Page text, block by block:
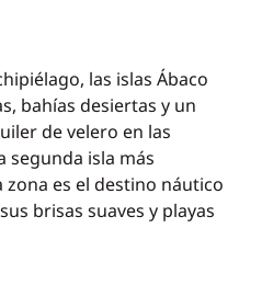
las islas Ábaco
bahías desiertas y un
de velero en las
segunda isla más
es el destino náutico
brisas suaves y playas